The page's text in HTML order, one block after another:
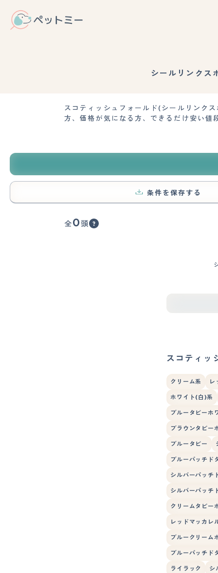
シールリンクス
スコティッシュフォールド(シールリンク
方、価格が気になる方、できるだけ安い値
条件を保存する
全0 頭
スコティッ
クリーム系 レ
ホワイト(白)系
ブルータビーホ
ブラウンタビー
ブルータビー
ブルーパッチド
シルバーパッチ
シルバーパッチ
クリームタビー
レッドマッカレ
ブルークリーム
ブルーパッチド
ライラック シ